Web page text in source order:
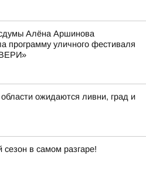
Алёна Аршинова
программу уличного фестиваля
ожидаются ливни, град и
сезон в самом разгаре!